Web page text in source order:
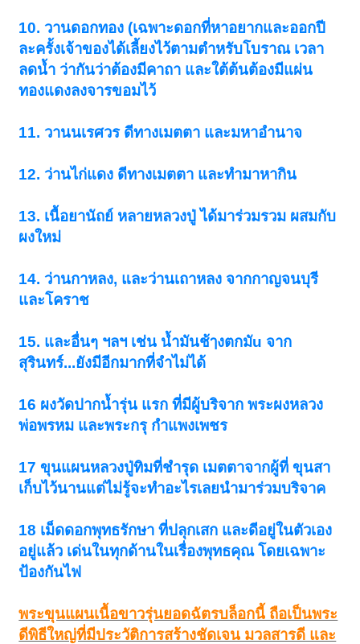
10. วานดอกทอง (เฉพาะดอกที่หาอยากและออกปี
ละครั้งเจ้าของได้เลี้ยงไว้ตามตำหรับโบราณ เวลา
ลดน้ำ ว่ากันว่าต้องมีคาถา และใต้ต้นต้องมีแผ่น
ทองแดงลงจารขอมไว้
11. วานนเรศวร ดีทางเมตตา และมหาอำนาจ
12. ว่านไก่แดง ดีทางเมตตา และทำมาหากิน
13. เนื้อยานัถย์ หลายหลวงปู่ ได้มาร่วมรวม ผสมกับ
ผงใหม่
14. ว่านกาหลง, และว่านเถาหลง จากกาญจนบุรี
และโคราช
15. และอื่นๆ ฯลฯ เช่น น้ำมันช้ๅงตกมัu จาก
สุรินทร์...ยังมีอีกมากที่จำไม่ได้
16 ผงวัดปากน้ำรุ่น แรก ที่มีผู้บริจาก พระผงหลวง
พ่อพรหม และพระกรุ กำแพงเพชร
17 ขุนแผนหลวงปู่ทิมที่ชำรุด เมตตาจากผู้ที่ ขุนสา
เก็บไว้นานแต่ไม่รู้จะทำอะไรเลยนำมาร่วมบริจาค
18 เม็ดดอกพุทธรักษา ที่ปลุกเสก และดีอยู่ในตัวเอง
อยู่แล้ว เด่นในทุกด้านในเรื่องพุทธคุณ โดยเฉพาะ
ป้องกันไฟ
พระขุนแผนเนื้อขาวรุ่นยอดฉัตรบล็อกนี้ ถือเป็นพระ
ดีพิธีใหญ่ที่มีประวัติการสร้างชัดเจน มวลสารดี และ